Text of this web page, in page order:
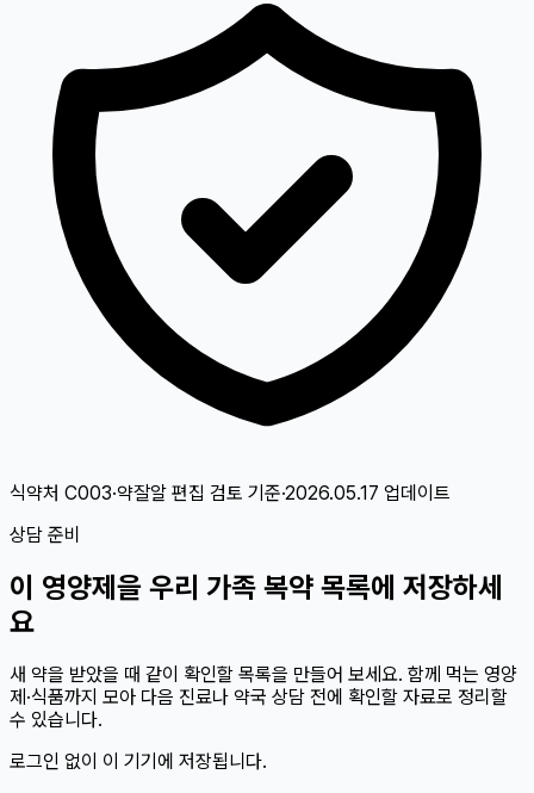
식약처 C003·약잘알 편집 검토 기준·2026.05.17 업데이트
상담 준비
이 영양제 을 우리 가족 복약 목록에 저장하세
요
새 약을 받았을 때 같이 확인할 목록을 만들어 보세요. 함께 먹는 영양
제·식품까지 모아 다음 진료나 약국 상담 전에 확인할 자료로 정리할
수 있습니다.
로그인 없이 이 기기에 저장됩니다.